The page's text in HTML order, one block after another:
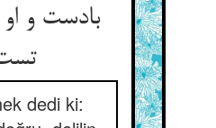
بادست و
dedi ki: